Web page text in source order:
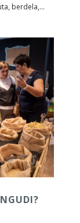
berdela,...